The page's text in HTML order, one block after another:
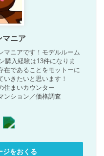
マニア
マニアです！モデルルーム
購入経験は13件になりま
在であることをモットーに
きたいと思います！
住まいカウンター
ンション ／価格調査
ジをおくる